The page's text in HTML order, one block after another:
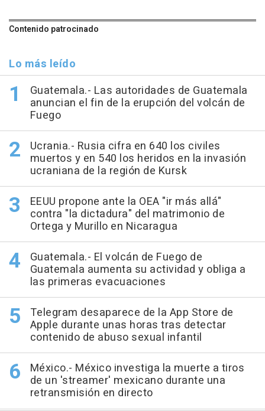
Contenido patrocinado
Lo más leído
Guatemala.- Las autoridades de Guatemala
anuncian el fin de la erupción del volcán de
Fuego
Ucrania.- Rusia cifra en 640 los civiles
muertos y en 540 los heridos en la invasión
ucraniana de la región de Kursk
EEUU propone ante la OEA "ir más allá"
contra "la dictadura" del matrimonio de
Ortega y Murillo en Nicaragua
Guatemala.- El volcán de Fuego de
Guatemala aumenta su actividad y obliga a
las primeras evacuaciones
Telegram desaparece de la App Store de
Apple durante unas horas tras detectar
contenido de abuso sexual infantil
México.- México investiga la muerte a tiros
de un 'streamer' mexicano durante una
retransmisión en directo